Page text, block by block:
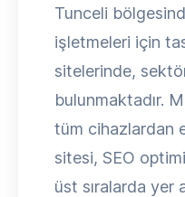
Tunceli
işletmeleri için
sitelerinde,
bulunmaktadır.
tüm cihazlardan
sitesi, SEO
üst sıralarda yer